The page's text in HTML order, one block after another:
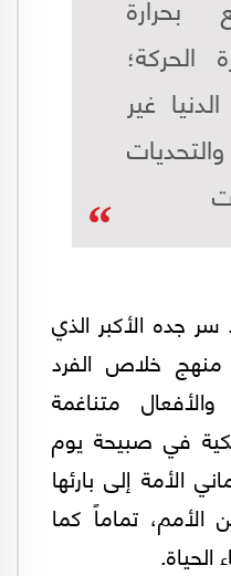
الحركة؛
غير
جده الأكبر الذي
منهج خلاص الفرد
متناغمة
في صبيحة يوم
الأمة إلى بارئها
الأمم، تماماً كما
الحياة.